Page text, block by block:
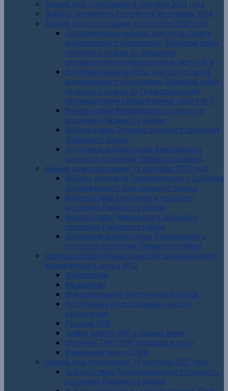
Единый день голосования 8 сентября 2024 года
Выборы Президента Российской Федерации 2024
Единый день голосования 10 сентября 2023 года
Дополнительные выборы депутатов Совета
муниципального образования Лабинский район
четвертого созыва по Западному
пятимандатному избирательному округу № 4
Дополнительные выборы депутатов Совета
муниципального образования Лабинский район
четвертого созыва по Предгорненскому
пятимандатному избирательному округу № 5
Выборы главы Владимирского сельского
поселения Лабинского района
Выборы главы Лучевого сельского поселения
Лабинского района
Досрочные выборы главы Ахметовского
сельского поселения Лабинского района
Единый день голосования 11 сентября 2022 года
Выборы депутатов Законодательного Собрания
Краснодарского края седьмого созыва
Выборы главы Зассовского сельского
поселения Лабинского района
Выборы главы Чамлыкского сельского
поселения Лабинского района
Досрочные выборы главы Отважненского
сельского поселения Лабинского района
Окружная избирательная комиссия одномандатного
избирательного округа №12
Избирателям
Кандидатам
Информационное обеспечение выборов
Поступление и расходование средств
кандидатами
Решения ОИК
График работы ОИК и горячая линия
Перечень ТИК (УИК) входящих в округ
Взаимодействие со СМИ
Единый день голосования 19 сентября 2021 года
Выборы главы Первосинюхинского сельского
поселения Лабинского района